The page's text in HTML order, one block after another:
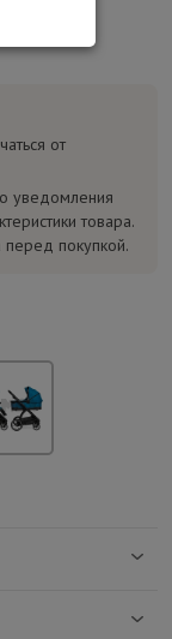
от
от
уведомления
товара.
перед покупкой.